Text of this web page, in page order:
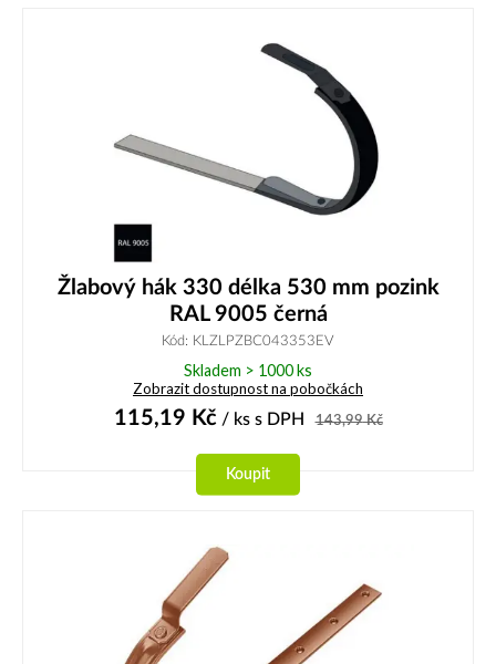
Žlabový hák 330 délka 530 mm pozink
RAL 9005 černá
Kód: KLZLPZBC043353EV
Skladem > 1000 ks
Zobrazit dostupnost na pobočkách
115,19 Kč/ ks s DPH 143,99Kč
Koupit